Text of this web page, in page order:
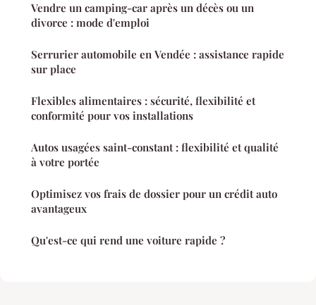
Vendre un camping-car après un décès ou un
divorce : mode d'emploi
Serrurier automobile en Vendée : assistance rapide
sur place
Flexibles alimentaires : sécurité, flexibilité et
conformité pour vos installations
Autos usagées saint-constant : flexibilité et qualité
à votre portée
Optimisez vos frais de dossier pour un crédit auto
avantageux
Qu'est-ce qui rend une voiture rapide ?